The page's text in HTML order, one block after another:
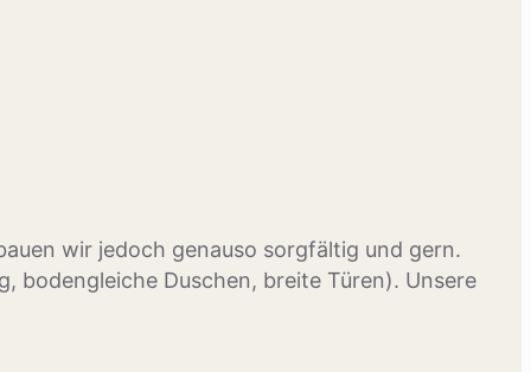
wir jedoch genauso sorgfältig und gern.
bodengleiche Duschen, breite Türen). Unsere